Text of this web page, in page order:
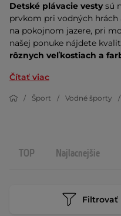
Detské plávacie vestysú
prvkom pri vodných
na pokojnom jazere, pri
našej ponuke nájdete
rôznych veľkostiach a
Čítať viac
Šport Vodné športy
TOP Najlacnejšie
Filtrovať